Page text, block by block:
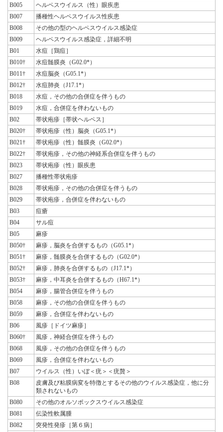
B005
ヘルペスウイルス（性）眼疾患
B007
播種性ヘルペスウイルス性疾患
B008
その他の型のヘルペスウイルス感染症
B009
ヘルペスウイルス感染症，詳細不明
B01
水痘［鶏痘］
B010†
水痘髄膜炎（G02.0*）
B011†
水痘脳炎（G05.1*）
B012†
水痘肺炎（J17.1*）
B018
水痘，その他の合併症を伴うもの
B019
水痘，合併症を伴わないもの
B02
帯状疱疹［帯状ヘルペス］
B020†
帯状疱疹（性）脳炎（G05.1*）
B021†
帯状疱疹（性）髄膜炎（G02.0*）
B022†
帯状疱疹，その他の神経系合併症を伴うもの
B023
帯状疱疹（性）眼疾患
B027
播種性帯状疱疹
B028
帯状疱疹，その他の合併症を伴うもの
B029
帯状疱疹，合併症を伴わないもの
B03
痘瘡
B04
サル痘
B05
麻疹
B050†
麻疹，脳炎を合併するもの（G05.1*）
B051†
麻疹，髄膜炎を合併するもの（G02.0*）
B052†
麻疹，肺炎を合併するもの（J17.1*）
B053†
麻疹，中耳炎を合併するもの（H67.1*）
B054
麻疹，腸管合併症を伴うもの
B058
麻疹，その他の合併症を伴うもの
B059
麻疹，合併症を伴わないもの
B06
風疹［ドイツ麻疹］
B060†
風疹，神経合併症を伴うもの
B068
風疹，その他の合併症を伴うもの
B069
風疹，合併症を伴わないもの
B07
ウイルス（性）いぼ＜疣＞＜疣贅＞
B08
皮膚及び粘膜病変を特徴とするその他のウイルス感染症，他に分
類されないもの
B080
その他のオルソポックスウイルス感染症
B081
伝染性軟属腫
B082
突発性発疹［第６病］